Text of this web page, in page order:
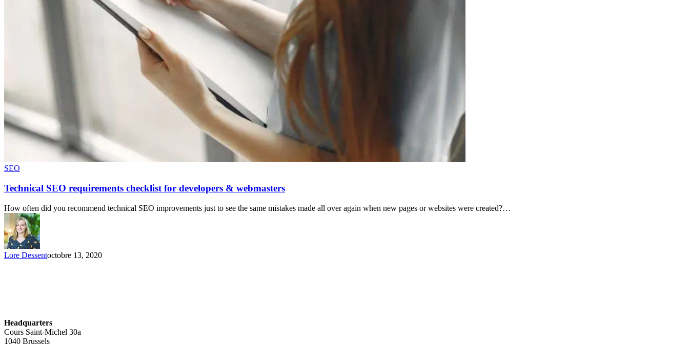
SEO
Technical SEO requirements checklist for developers & webmasters
How often did you recommend technical SEO improvements just to see the same mistakes made all over again when new pages or websites were created?…
Lore Dessentoctobre 13, 2020
Headquarters
Cours Saint-Michel 30a
1040 Brussels